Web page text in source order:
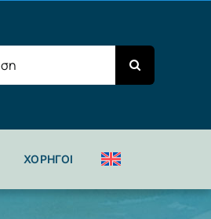
ΧΟΡΗΓΟΙ